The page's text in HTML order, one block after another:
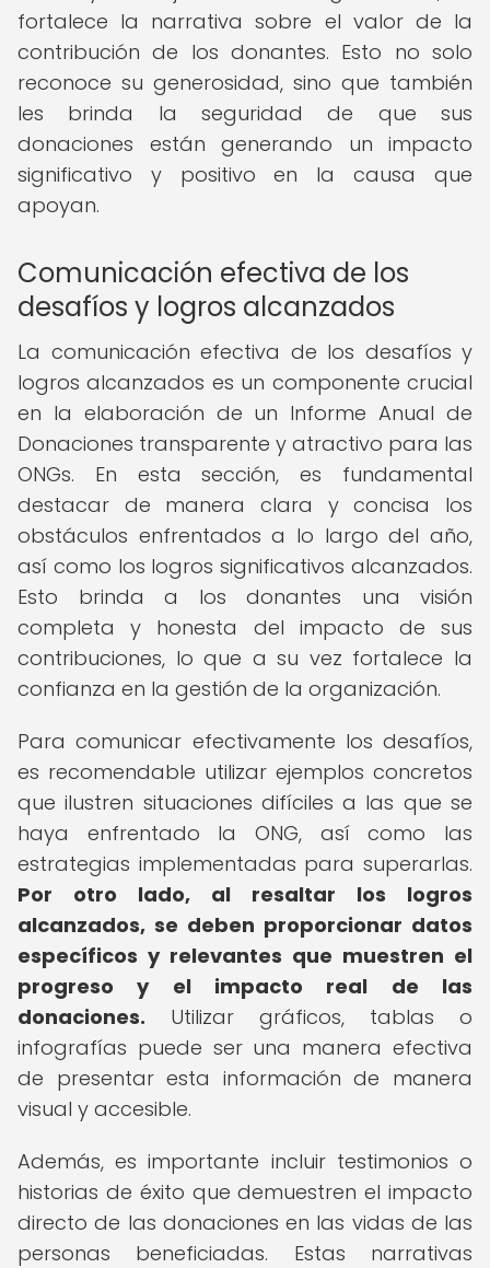
fortalece la narrativa sobre el valor de la
contribución de los donantes. Esto no solo
reconoce su generosidad, sino que también
les brinda la seguridad de que sus
donaciones están generando un impacto
significativo y positivo en la causa que
apoyan.
Comunicación efectiva de los
desafíos y logros alcanzados
La comunicación efectiva de los desafíos y
logros alcanzados es un componente crucial
en la elaboración de un Informe Anual de
Donaciones transparente y atractivo para las
ONGs. En esta sección, es fundamental
destacar de manera clara y concisa los
obstáculos enfrentados a lo largo del año,
así como los logros significativos alcanzados.
Esto brinda a los donantes una visión
completa y honesta del impacto de sus
contribuciones, lo que a su vez fortalece la
confianza en la gestión de la organización.
Para comunicar efectivamente los desafíos,
es recomendable utilizar ejemplos concretos
que ilustren situaciones difíciles a las que se
haya enfrentado la ONG, así como las
estrategias implementadas para superarlas.
Por otro lado, al resaltar los logros
alcanzados, se deben proporcionar datos
específicos y relevantes que muestren el
progreso y el impacto real de las
donaciones. Utilizar gráficos, tablas o
infografías puede ser una manera efectiva
de presentar esta información de manera
visual y accesible.
Además, es importante incluir testimonios o
historias de éxito que demuestren el impacto
directo de las donaciones en las vidas de las
personas beneficiadas. Estas narrativas